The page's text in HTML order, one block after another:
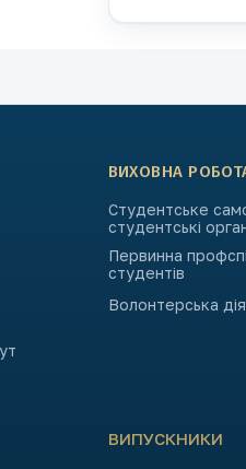
ВИХОВНА
Студентське
студентські
Первинна
студентів
Волонтерська
ВИПУСКНИКИ